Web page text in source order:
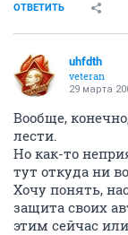
ОТВЕТИТЬ
uhfdth
veteran
29 марта
Вообще,
лести.
Но как-то
тут откуда ни
Хочу понять,
защита своих
этим сейчас